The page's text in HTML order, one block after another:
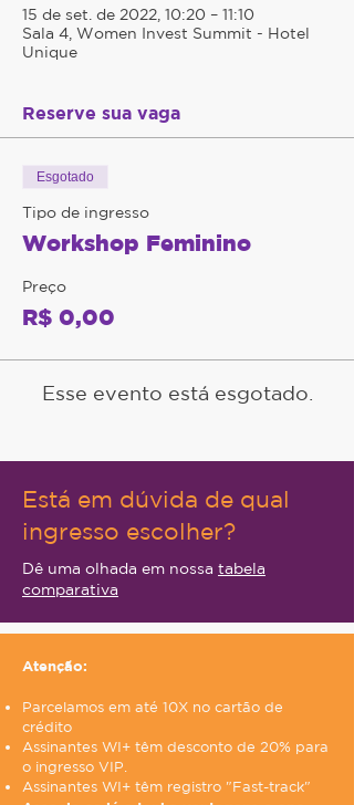
15 de set. de 2022, 10:20 – 11:10
Sala 4, Women Invest Summit - Hotel
Unique
Reserve sua vaga
Esgotado
Tipo de ingresso
Workshop Feminino
Preço
R$ 0,00
Esse evento está esgotado.
Está em dúvida de qual
ingresso escolher?
Dê uma olhada em nossa tabela
comparativa
Atenção:
Parcelamos em até 10X no cartão de
crédito
Assinantes WI+ têm desconto de 20% para
o ingresso VIP.
Assinantes WI+ têm registro "Fast-track"